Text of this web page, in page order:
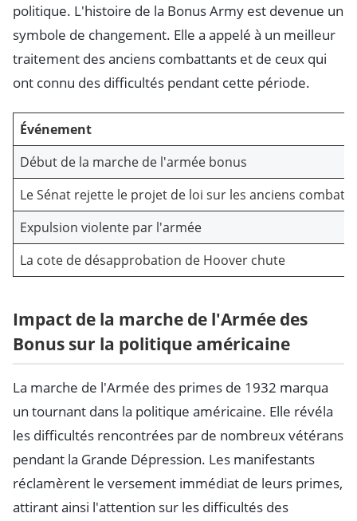
politique. L'histoire de la Bonus Army est devenue un
symbole de changement. Elle a appelé à un meilleur
traitement des anciens combattants et de ceux qui
ont connu des difficultés pendant cette période.
Événement
Début de la marche de l'armée bonus
Le Sénat rejette le projet de loi sur les anciens
Expulsion violente par l'armée
La cote de désapprobation de Hoover chute
Impact de la marche de l'Armée des
Bonus sur la politique américaine
La marche de l'Armée des primes de 1932 marqua
un tournant dans la politique américaine. Elle révéla
les difficultés rencontrées par de nombreux vétérans
pendant la Grande Dépression. Les manifestants
réclamèrent le versement immédiat de leurs primes,
attirant ainsi l'attention sur les difficultés des